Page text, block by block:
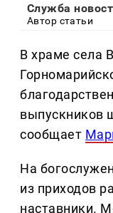
Служба
Автор статьи
В храме села
выпускников
сообщает
На
из приходов
наставники.